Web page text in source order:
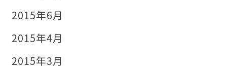
2015年6月
2015年4月
2015年3月